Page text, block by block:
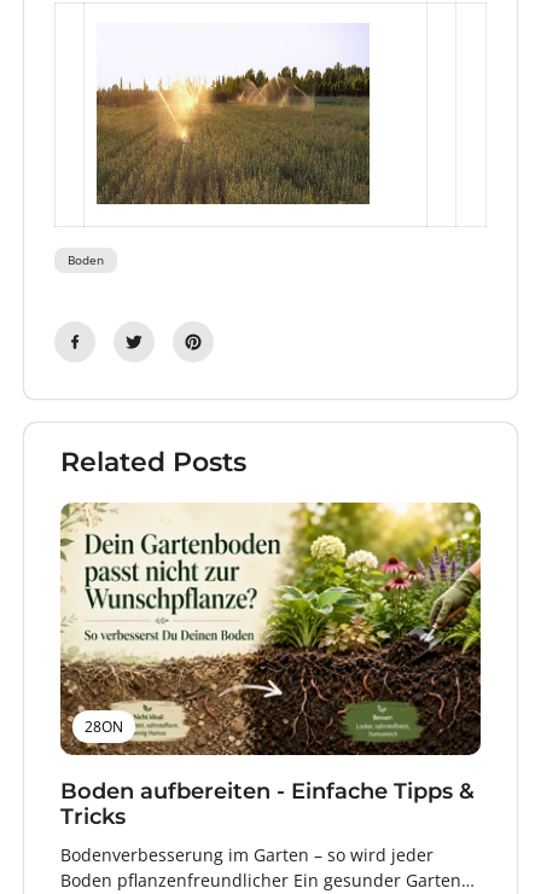
Boden
Related Posts
28ON
Boden aufbereiten - Einfache Tipps &
Tricks
Bodenverbesserung im Garten – so wird jeder
Boden pflanzenfreundlicher Ein gesunder Garten